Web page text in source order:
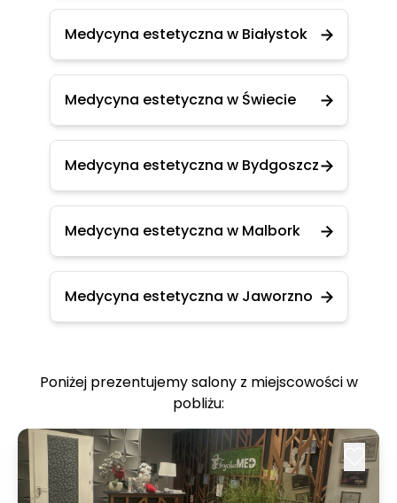
Medycyna estetyczna w Białystok
Medycyna estetyczna w Świecie
Medycyna estetyczna w Bydgoszcz
Medycyna estetyczna w Malbork
Medycyna estetyczna w Jaworzno
Poniżej prezentujemy salony z miejscowości w
pobliżu: